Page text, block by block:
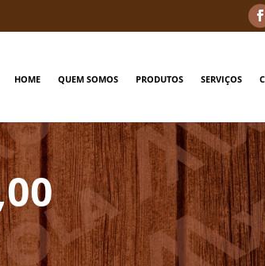
HOME QUEM SOMOS PRODUTOS SERVIÇOS